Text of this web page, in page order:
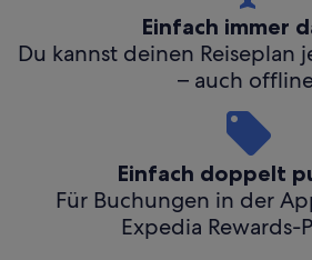
Einfach immer
Du kannst deinen Reiseplan
– auch
Einfach doppelt
Für Buchungen in der
Expedia Rewards-